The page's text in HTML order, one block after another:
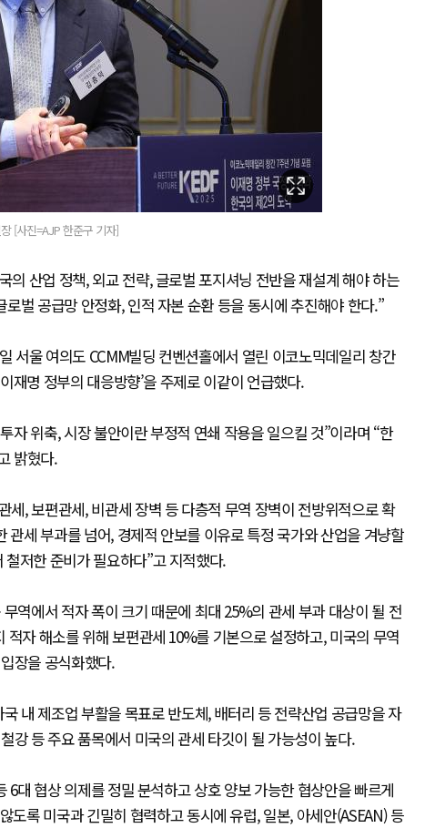
[사진=AJP 한준구 기자]
산업 정책, 외교 전략, 글로벌 포지셔닝 전반을 재설계 해야 하는
벌 공급망 안정화, 인적 자본 순환 등을 동시에 추진해야 한다.”
서울 여의도 CCMM빌딩 컨벤션홀에서 열린 이코노믹데일리 창간
재명 정부의 대응방향’을 주제로 이같이 언급했다.
자 위축, 시장 불안이란 부정적 연쇄 작용을 일으킬 것”이라며 “한
밝혔다.
, 보편관세, 비관세 장벽 등 다층적 무역 장벽이 전방위적으로 확
세 부과를 넘어, 경제적 안보를 이유로 특정 국가와 산업을 겨냥할
저한 준비가 필요하다”고 지적했다.
역에서 적자 폭이 크기 때문에 최대 25%의 관세 부과 대상이 될 전
자 해소를 위해 보편관세 10%를 기본으로 설정하고, 미국의 무역
장을 공식화했다.
내 제조업 부활을 목표로 반도체, 배터리 등 전략산업 공급망을 자
강 등 주요 품목에서 미국의 관세 타깃이 될 가능성이 높다.
대 협상 의제를 정밀 분석하고 상호 양보 가능한 협상안을 빠르게
록 미국과 긴밀히 협력하고 동시에 유럽, 일본, 아세안(ASEAN) 등